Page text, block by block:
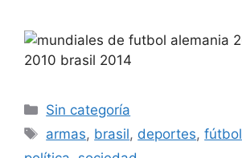
Categorías
Sin categoría
Etiquetas
armas, brasil, deportes,fútbol